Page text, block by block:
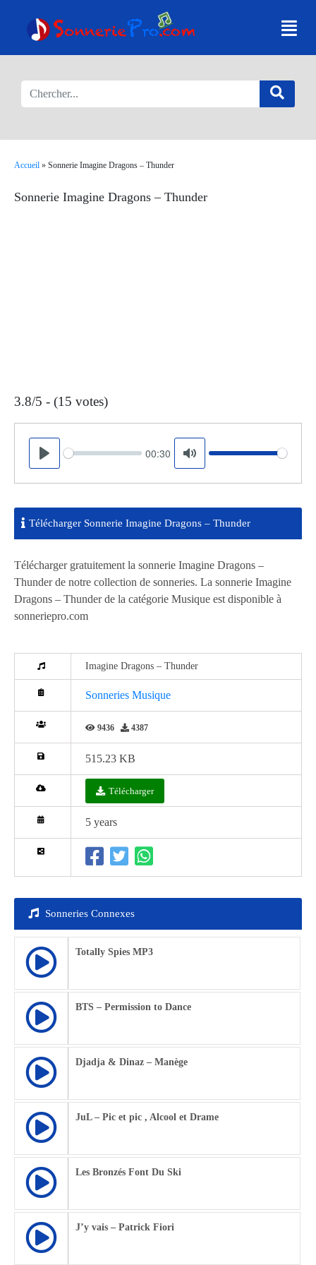
Accueil » Sonnerie Imagine Dragons – Thunder
Sonnerie Imagine Dragons – Thunder
3.8/5 - (15 votes)
Play
Seek 00:30
Mute
Volume
Télécharger Sonnerie Imagine Dragons – Thunder
Télécharger gratuitement la sonnerie Imagine Dragons –
Thunder de notre collection de sonneries. La sonnerie Imagine
Dragons – Thunder de la catégorie Musique est disponible à
sonneriepro.com
Imagine Dragons – Thunder
Sonneries Musique
9436 4387
515.23 KB
Télécharger
5 years
Sonneries Connexes
Totally Spies MP3
BTS – Permission to Dance
Djadja & Dinaz – Manège
JuL – Pic et pic , Alcool et Drame
Les Bronzés Font Du Ski
J’y vais – Patrick Fiori